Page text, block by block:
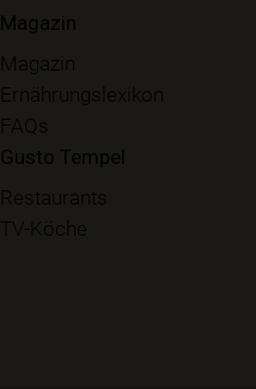
Magazin
Magazin
Ernährungslexikon
FAQs
Gusto Tempel
Restaurants
TV-Köche